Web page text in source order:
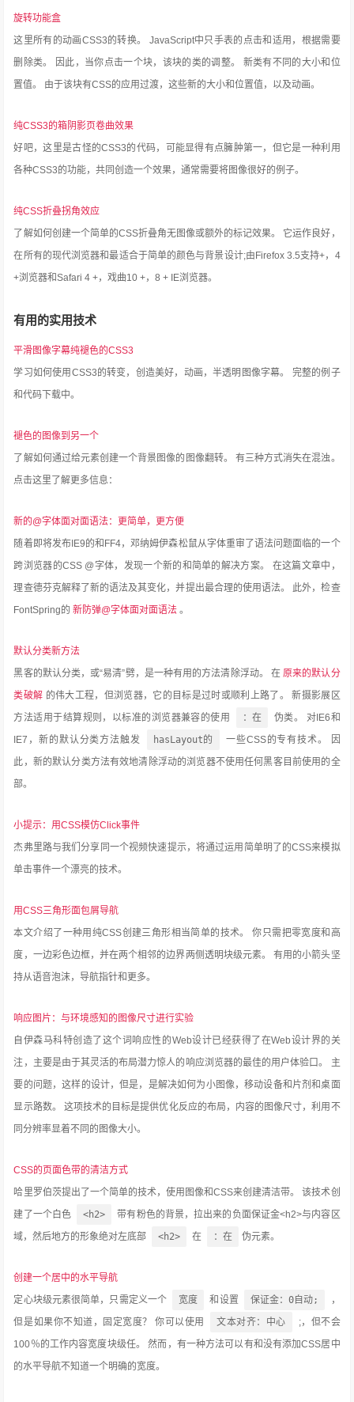
旋转功能盒
这里所有的动画CSS3的转换。
JavaScript中只手表的点击和适用，根据需要
删除类。
因此，当你点击一个块，该块的类的调整。
新类有不同的大小和位
置值。
由于该块有CSS的应用过渡，这些新的大小和位置值，以及动画。
纯CSS3的箱阴影页卷曲效果
好吧，这里是古怪的CSS3的代码，可能显得有点臃肿第一，但它是一种利用
各种CSS3的功能，共同创造一个效果，通常需要将图像很好的例子。
纯CSS折叠拐角效应
了解如何创建一个简单的CSS折叠角无图像或额外的标记效果。
它运作良好，
在所有的现代浏览器和最适合于简单的颜色与背景设计;由Firefox 3.5支持+，4
+浏览器和Safari 4 +，戏曲10 +，8 + IE浏览器。
有用的实用技术
平滑图像字幕纯褪色的CSS3
学习如何使用CSS3的转变，创造美好，动画，半透明图像字幕。
完整的例子
和代码下载中。
褪色的图像到另一个
了解如何通过给元素创建一个背景图像的图像翻转。
有三种方式消失在混浊。
点击这里了解更多信息：
新的@字体面对面语法：更简单，更方便
随着即将发布IE9的和FF4，邓纳姆伊森松鼠从字体重审了语法问题面临的一个
跨浏览器的CSS @字体，发现一个新的和简单的解决方案。
在这篇文章中，
理查德芬克解释了新的语法及其变化，并提出最合理的使用语法。
此外，检查
FontSpring的新防弹@字体面对面语法 。
默认分类新方法
黑客的默认分类，或“易清”劈，是一种有用的方法清除浮动。
在原来的默认分
类破解 的伟大工程，但浏览器，它的目标是过时或顺利上路了。
新摄影展区
方法适用于结算规则，以标准的浏览器兼容的使用
：在 伪类。
对IE6和
IE7，新的默认分类方法触发
hasLayout的 一些CSS的专有技术。
因
此，新的默认分类方法有效地清除浮动的浏览器不使用任何黑客目前使用的全
部。
小提示：用CSS模仿Click事件
杰弗里路与我们分享同一个视频快速提示，将通过运用简单明了的CSS来模拟
单击事件一个漂亮的技术。
用CSS三角形面包屑导航
本文介绍了一种用纯CSS创建三角形相当简单的技术。
你只需把零宽度和高
度，一边彩色边框，并在两个相邻的边界两侧透明块级元素。
有用的小箭头坚
持从语音泡沫，导航指针和更多。
响应图片：与环境感知的图像尺寸进行实验
自伊森马科特创造了这个词响应性的Web设计已经获得了在Web设计界的关
注，主要是由于其灵活的布局潜力惊人的响应浏览器的最佳的用户体验口。
主
要的问题，这样的设计，但是，是解决如何为小图像，移动设备和片剂和桌面
显示路数。
这项技术的目标是提供优化反应的布局，内容的图像尺寸，利用不
同分辨率显着不同的图像大小。
CSS的页面色带的清洁方式
哈里罗伯茨提出了一个简单的技术，使用图像和CSS来创建清洁带。
该技术创
建了一个白色
<h2>
带有粉色的背景，拉出来的负面保证金<h2>与内容区
域，然后地方的形象绝对左底部
<h2> 在 ：在 伪元素。
创建一个居中的水平导航
定心块级元素很简单，只需定义一个
宽度 和设置 保证金：0自动;
，
但是如果你不知道，固定宽度？
你可以使用 文本对齐：中心
;，但不会
100％的工作内容宽度块级任。
然而，有一种方法可以有和没有添加CSS居中
的水平导航不知道一个明确的宽度。